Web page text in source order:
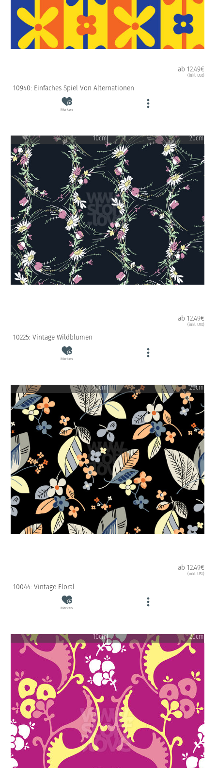
ab 12.49€
(inkl. USt)
10940: Einfaches Spiel Von Alternationen
Merken
10cm 20cm
ab 12.49€
(inkl. USt)
10225: Vintage Wildblumen
Merken
10cm 20cm
ab 12.49€
(inkl. USt)
10044: Vintage Floral
Merken
10cm 20cm